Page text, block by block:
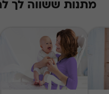
* בעונת השיא, חודשים
האירוח על בסיס מקום
ותידרש תוספת תשלום
המפורטבאתר
מתנות ששווה לך